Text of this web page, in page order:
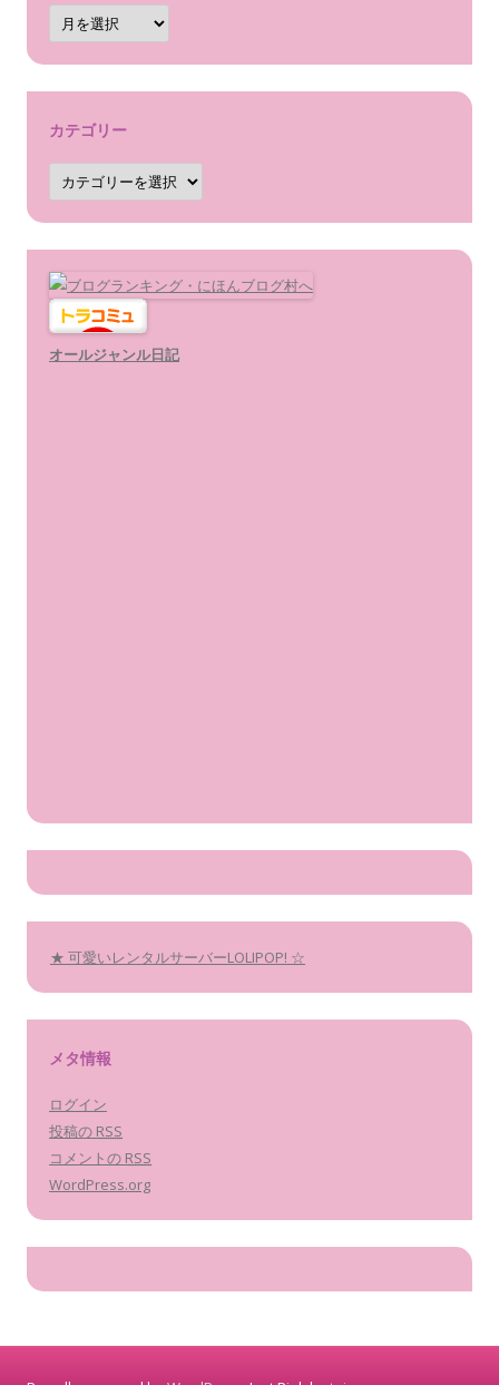
ア
ー
カ
カテゴリー
カ
テ
ゴ
オールジャンル日記
★ 可愛いレンタルサーバーLOLIPOP! ☆
メタ情報
ログイン
投稿の RSS
コメントの RSS
WordPress.org